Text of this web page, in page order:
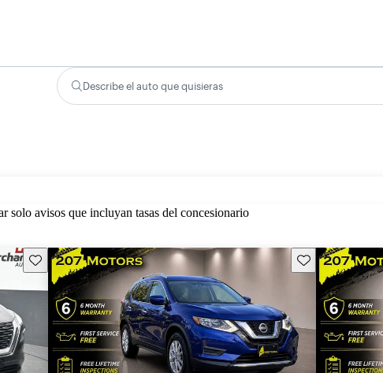
Describe el auto que quisieras
solo avisos que incluyan tasas del concesionario
Guarda este Aviso Guarda este Aviso